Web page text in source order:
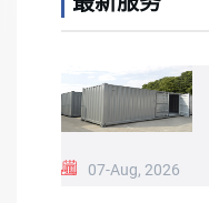
07-Aug, 2026